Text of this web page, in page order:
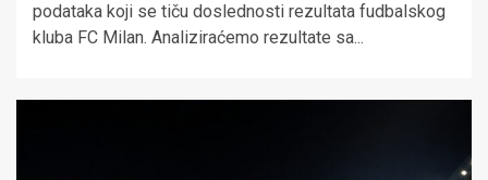
podataka koji se tiču doslednosti rezultata fudbalskog
kluba FC Milan. Analiziraćemo rezultate sa...